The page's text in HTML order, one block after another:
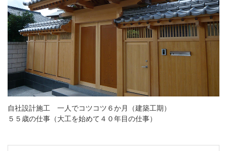
自社設計施工 一人でコツコツ６か月（建築工期）
５５歳の仕事（大工を始めて４０年目の仕事）